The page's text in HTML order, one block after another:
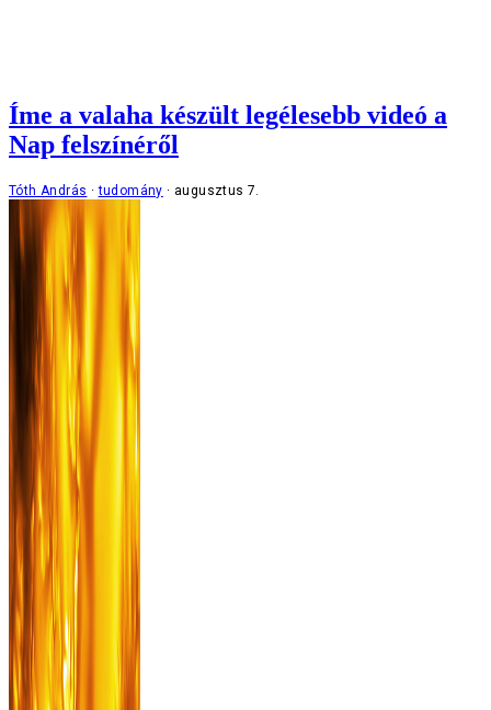
Íme a valaha készült legélesebb videó a
Nap felszínéről
Tóth András tudomány augusztus 7.